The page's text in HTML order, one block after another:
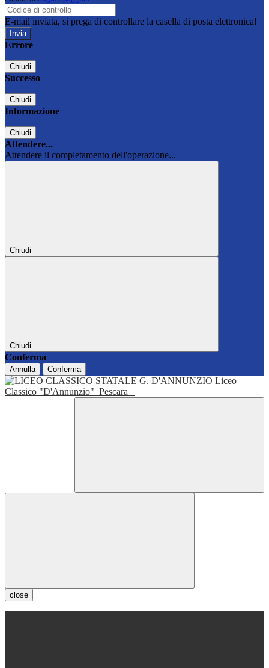
E-mail inviata, si prega di controllare la casella di posta elettronica!
Errore
Chiudi
Successo
Chiudi
Informazione
Chiudi
Attendere...
Attendere il completamento dell'operazione...
Chiudi
Chiudi
Conferma
Annulla Conferma
Liceo
Classico "D'Annunzio" Pescara
close